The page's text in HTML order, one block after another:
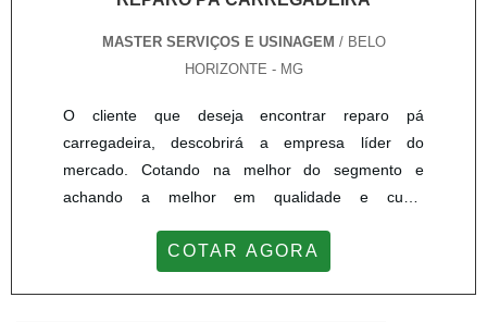
de demonstrar competência e excelência em uma
área de atuação. Abaixo os motivos pelos quais a
segmento quando precisar de tambor para correia
transportadora: Comprometida com os serviços;
Responsável; Altamente qualificada; Inovadora;
Segura. A EMPRESA MAIS QUALIFICADA DO
SEGMENTOSomente na Master Serviços e
Usinagem existe variedade e qualidade quando o
MASTER SERVIÇOS E USINAGEM / BELO
HORIZONTE - MG
O cliente que deseja encontrar reparo pá
carregadeira, descobrirá a empresa líder do
mercado. Cotando na melhor do segmento e
achando a melhor em qualidade e custo
carregadeira, com a Master Serviços e Usinagem
COTAR AGORA